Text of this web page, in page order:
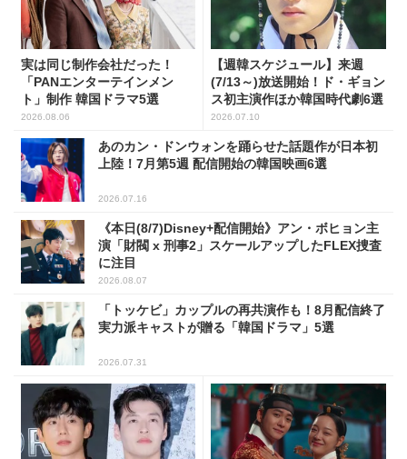
実は同じ制作会社だった！
「PANエンターテインメン
ト」制作 韓国ドラマ5選
2026.08.06
【週韓スケジュール】来週
(7/13～)放送開始！ド・ギョン
ス初主演作ほか韓国時代劇6選
2026.07.10
あのカン・ドンウォンを踊らせた話題作が日本初
上陸！7月第5週 配信開始の韓国映画6選
2026.07.16
《本日(8/7)Disney+配信開始》アン・ボヒョン主
演「財閥 x 刑事2」スケールアップしたFLEX捜査
に注目
2026.08.07
「トッケビ」カップルの再共演作も！8月配信終了
実力派キャストが贈る「韓国ドラマ」5選
2026.07.31